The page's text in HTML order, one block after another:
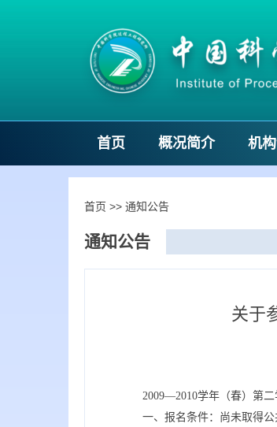
首页 概况简介 机
首页 >> 通知公告
通知公告
关于
2009—2010学年（春）第
一、报名条件：尚未取得公